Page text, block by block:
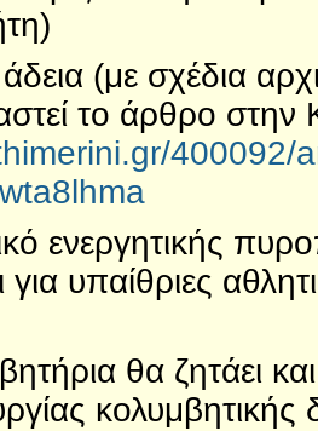
(με σχέδια
το άρθρο
400092/
ενεργητικής
για υπαίθριες
θα ζητάει και